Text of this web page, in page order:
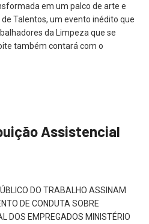
em um palco de arte e
Talentos, um evento inédito que
da Limpeza que se
também contará com o
Assistencial
DO TRABALHO ASSINAM
DE CONDUTA SOBRE
DOS EMPREGADOS MINISTÉRIO